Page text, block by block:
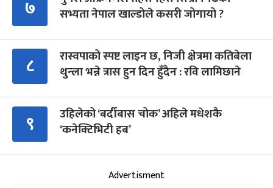
७
सभ्यता नेपाल खाल्डोले कसरी जोगायो ?
८
रास्वपाको स्पष्ट लाइन छ, निजी क्षेत्रमा कतिबेला
थुन्ला भन्ने त्रास हुन दिन हुँदैन : रवि लामिछाने
९
उहिलेको ‘बर्दीबास चोक’ अहिले मधेशकै
‘कनेक्टिभिटी हब’
Advertisment